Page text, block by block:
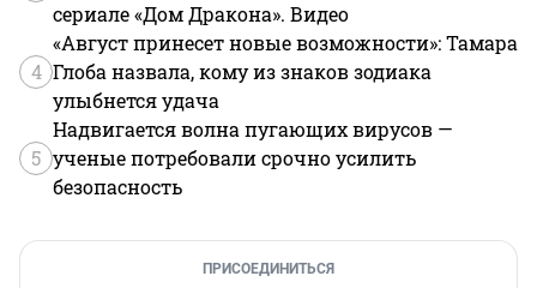
сериале «Дом Дракона». Видео
4
«Август принесет новые возможности»: Тамара
Глоба назвала, кому из знаков зодиака
улыбнется удача
5
Надвигается волна пугающих вирусов —
ученые потребовали срочно усилить
безопасность
ПРИСОЕДИНИТЬСЯ